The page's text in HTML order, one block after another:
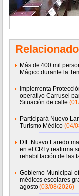
Relacionado
Más de 400 mil
Mágico durante la
Implementa
operativo Carrusel
Situación de calle
Participará Nuevo
Turismo Médico (04/
DIF Nuevo Laredo
en el CRI y reafirma
rehabilitación de las
Gobierno Municipal
médicos escolares
agosto (03/08/2026)